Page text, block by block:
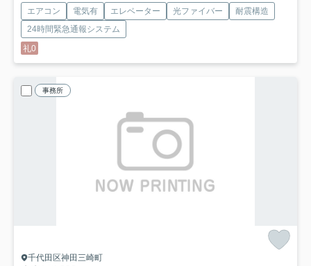
エアコン 電気有 エレベーター 光ファイバー
耐震構造
24時間緊急通報システム
礼0
事務所
千代田区神田三崎町